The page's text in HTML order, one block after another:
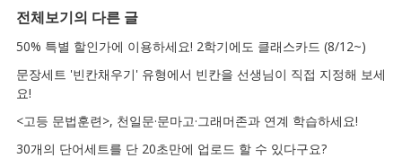
전체보기의 다른 글
50% 특별 할인가에 이용하세요! 2학기에도 클래스카드 (8/12~)
문장세트 '빈칸채우기' 유형에서 빈칸을 선생님이 직접 지정해 보세
요!
<고등 문법훈련>, 천일문·문마고·그래머존과 연계 학습하세요!
30개의 단어세트를 단 20초만에 업로드 할 수 있다구요?